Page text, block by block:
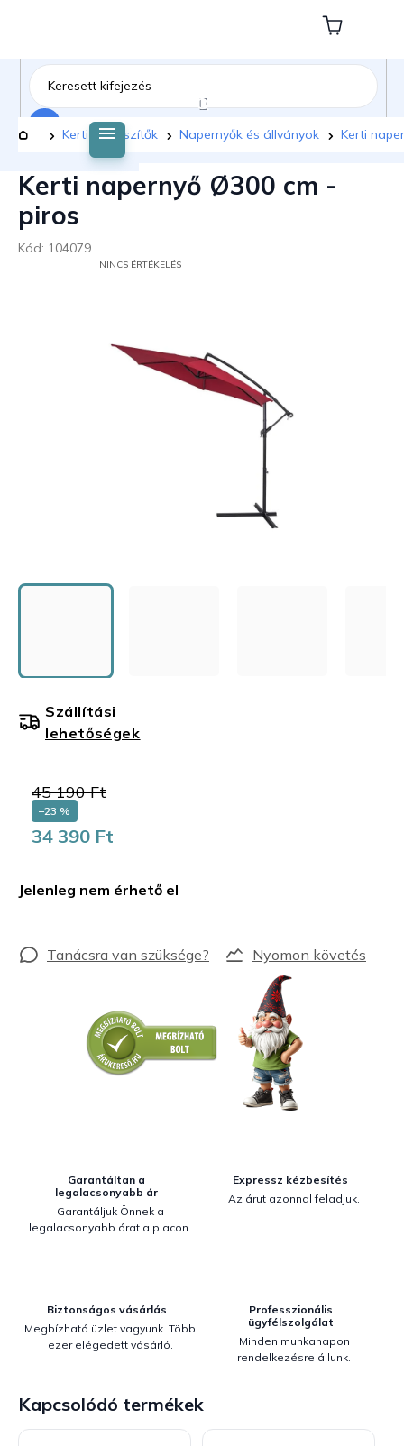
tartalomhoz
Kosár
Kezdőlap
Kerti kiegészítők Napernyők és állványok Kerti
Kerti napernyő Ø300 cm -
piros
Kód: 104079
NINCS ÉRTÉKELÉS
45 190 Ft
–23 %
34 390 Ft
Jelenleg nem érhető el
Szállítási
lehetőségek
Nyomon követés
Garantáltan a
legalacsonyabb ár
Garantáljuk Önnek a
legalacsonyabb árat a piacon.
Expressz kézbesítés
Az árut azonnal feladjuk.
Biztonságos vásárlás
Megbízható üzlet vagyunk. Több
ezer elégedett vásárló.
Professzionális
ügyfélszolgálat
Minden munkanapon
rendelkezésre állunk.
Kapcsolódó termékek